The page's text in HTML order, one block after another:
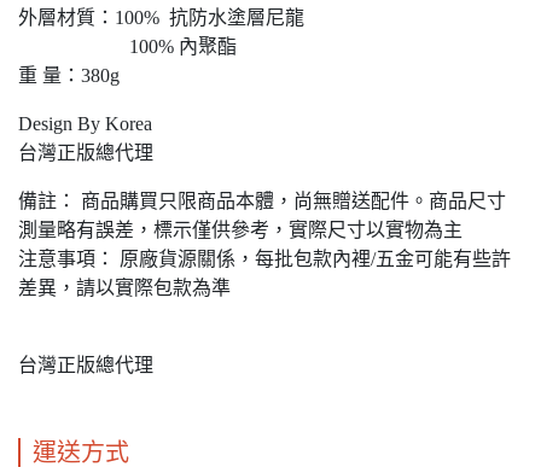
外層材質：100% 抗防水塗層尼龍
100% 內聚酯
重 量：380g
Design By Korea
台灣正版總代理
備註： 商品購買只限商品本體，尚無贈送配件。商品尺寸
測量略有誤差，標示僅供參考，實際尺寸以實物為主
注意事項： 原廠貨源關係，每批包款內裡/五金可能有些許
差異，請以實際包款為準
台灣正版總代理
運送方式